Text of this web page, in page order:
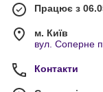
Працює з
м. Київ
вул. Соперне
Контакти